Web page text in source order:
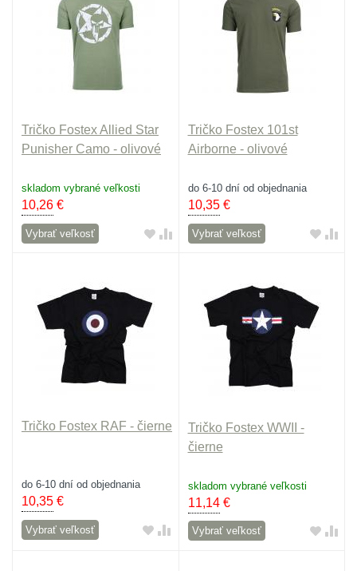
Tričko Fostex Allied Star
Punisher Camo - olivové
skladom vybrané veľkosti
10,26 €
Vybrať veľkosť
Tričko Fostex 101st
Airborne - olivové
do 6-10 dní od objednania
10,35€
Vybrať veľkosť
Tričko Fostex RAF - čierne
do 6-10 dní od objednania
10,35 €
Vybrať veľkosť
Tričko Fostex WWII -
čierne
skladom vybrané veľkosti
11,14€
Vybrať veľkosť